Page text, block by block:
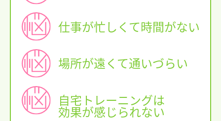
仕事が忙しくて時間がない
場所が遠くて通いづらい
自宅トレーニングは
効果が感じられない